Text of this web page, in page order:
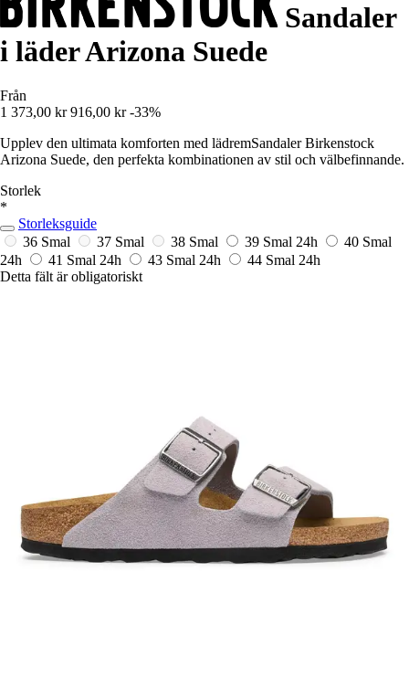
Sandaler
i läder Arizona Suede
Från
1 373,00 kr 916,00 kr -33%
Upplev den ultimata komforten med lädremSandaler Birkenstock
Arizona Suede, den perfekta kombinationen av stil och välbefinnande.
Storlek
*
Storleksguide
36 Smal
37 Smal 38 Smal 39 Smal 24h
40 Smal
24h
41 Smal 24h 43 Smal 24h 44 Smal 24h
Detta fält är obligatoriskt